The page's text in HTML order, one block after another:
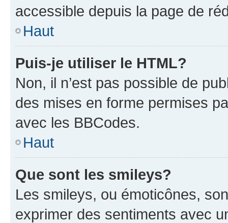
accessible depuis la page de
Haut
Puis-je utiliser le HTML?
Non, il n’est pas possible de
des mises en forme permises
avec les BBCodes.
Haut
Que sont les smileys?
Les smileys, ou émoticônes,
exprimer des sentiments avec